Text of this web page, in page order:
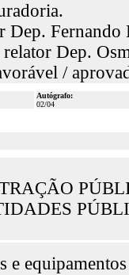
Dep.
Dep.
/
Autógrafo:
02/04
e